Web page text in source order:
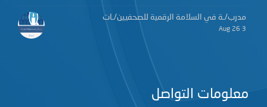
مدرب/ـة في السلامة الرقمية للصحفيين/ـات
3 Aug 26
معلومات التواصل